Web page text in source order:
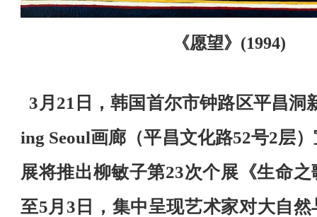
《愿望》 (1994)
3月21日，韩国首尔市钟路区平昌洞
ing Seoul画廊（平昌文化路52号2层
展将推出柳敏子第23次个展《生命
至5月3日，集中呈现艺术家对大自